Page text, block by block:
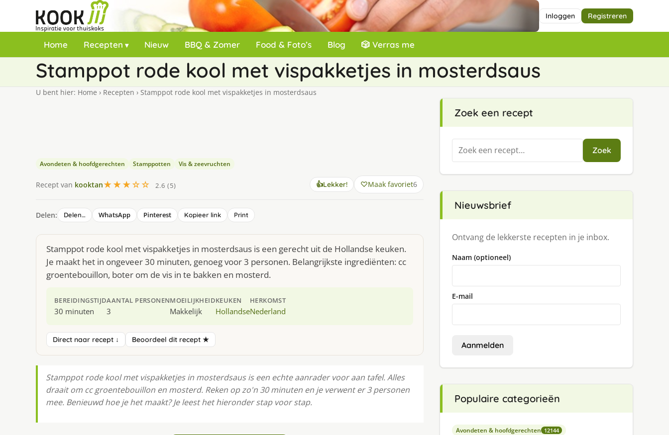
Inloggen Registreren
Home Recepten Nieuw BBQ & Zomer Food & Foto’s Blog 🎲 Verras me
Stamppot rode kool met vispakketjes in mosterdsaus
U bent hier: Home › Recepten › Stamppot rode kool met vispakketjes in mosterdsaus
Avondeten & hoofdgerechten Stamppotten Vis & zeevruchten
Recept van kooktan★★★☆☆ 2.6 (5) 👍Lekker! Maak favoriet6
Delen: Delen… WhatsApp Pinterest Kopieer link Print
Stamppot rode kool met vispakketjes in mosterdsaus is een gerecht uit de Hollandse keuken.
Je maakt het in ongeveer 30 minuten, genoeg voor 3 personen. Belangrijkste ingrediënten: cc
groentebouillon, boter om de vis in te bakken en mosterd.
BEREIDINGSTIJD
30 minuten
AANTAL PERSONEN
3
MOEILIJKHEID
Makkelijk
KEUKEN
Hollandse
HERKOMST
Nederland
Direct naar recept ↓ Beoordeel dit recept ★
Stamppot rode kool met vispakketjes in mosterdsaus is een echte aanrader voor aan tafel. Alles
draait om cc groentebouillon en mosterd. Reken op zo'n 30 minuten en je verwent er 3 personen
mee. Benieuwd hoe je het maakt? Je leest het hieronder stap voor stap.
Zoek een recept
Zoeken
naar:
Zoek
Nieuwsbrief
Ontvang de lekkerste recepten in je inbox.
Naam (optioneel)
E-mail
Aanmelden
Populaire categorieën
Avondeten & hoofdgerechten 12144